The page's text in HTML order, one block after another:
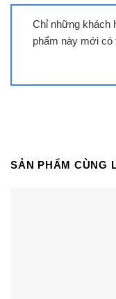
Tivi Samsung
Chỉ những khách
phẩm này mới có
SẢN PHẨM CÙNG